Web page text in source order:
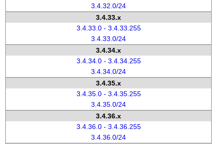
3.4.32.0/24
3.4.33.x
3.4.33.0 - 3.4.33.255
3.4.33.0/24
3.4.34.x
3.4.34.0 - 3.4.34.255
3.4.34.0/24
3.4.35.x
3.4.35.0 - 3.4.35.255
3.4.35.0/24
3.4.36.x
3.4.36.0 - 3.4.36.255
3.4.36.0/24